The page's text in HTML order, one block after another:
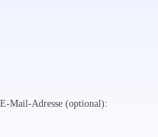
Mail-Adresse (optional):